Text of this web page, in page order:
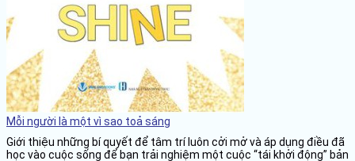
Mỗi người là một vì sao toả sáng
Giới thiệu những bí quyết để tâm trí luôn cởi mở và áp dụng điều đã
học vào cuộc sống để bạn trải nghiệm một cuộc “tái khởi động” bản